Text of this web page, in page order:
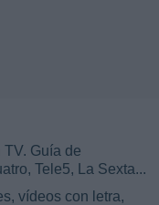
Guía de
Tele5, La Sexta...
vídeos con letra,